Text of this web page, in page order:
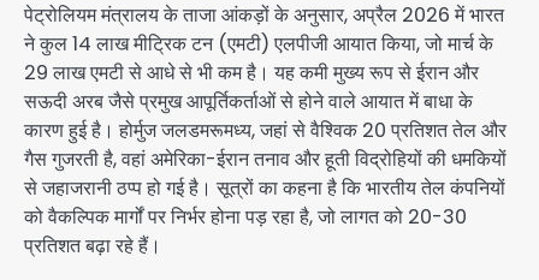
पेट्रोलियम मंत्रालय के ताजा आंकड़ों के अनुसार, अप्रैल 2026 में भारत
ने कुल 14 लाख मीट्रिक टन (एमटी) एलपीजी आयात किया, जो मार्च के
29 लाख एमटी से आधे से भी कम है। यह कमी मुख्य रूप से ईरान और
सऊदी अरब जैसे प्रमुख आपूर्तिकर्ताओं से होने वाले आयात में बाधा के
कारण हुई है। होर्मुज जलडमरूमध्य, जहां से वैश्विक 20 प्रतिशत तेल और
गैस गुजरती है, वहां अमेरिका-ईरान तनाव और हूती विद्रोहियों की धमकियों
से जहाजरानी ठप्प हो गई है। सूत्रों का कहना है कि भारतीय तेल कंपनियों
को वैकल्पिक मार्गों पर निर्भर होना पड़ रहा है, जो लागत को 20-30
प्रतिशत बढ़ा रहे हैं।